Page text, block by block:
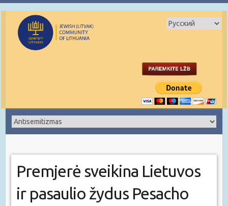
Premjerė sveikina Lietuvos
ir pasaulio žydus Pesacho